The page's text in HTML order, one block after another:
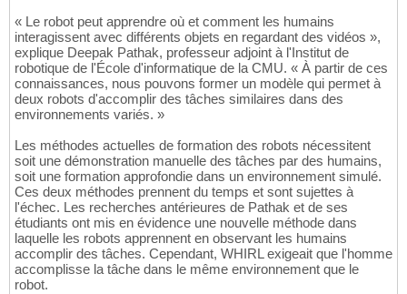
« Le robot peut apprendre où et comment les humains
interagissent avec différents objets en regardant des vidéos »,
explique Deepak Pathak, professeur adjoint à l'Institut de
robotique de l'École d'informatique de la CMU. « À partir de ces
connaissances, nous pouvons former un modèle qui permet à
deux robots d'accomplir des tâches similaires dans des
environnements variés. »
Les méthodes actuelles de formation des robots nécessitent
soit une démonstration manuelle des tâches par des humains,
soit une formation approfondie dans un environnement simulé.
Ces deux méthodes prennent du temps et sont sujettes à
l'échec. Les recherches antérieures de Pathak et de ses
étudiants ont mis en évidence une nouvelle méthode dans
laquelle les robots apprennent en observant les humains
accomplir des tâches. Cependant, WHIRL exigeait que l'homme
accomplisse la tâche dans le même environnement que le
robot.